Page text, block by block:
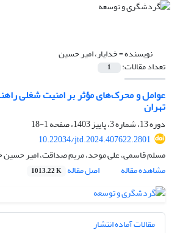
نویسنده =خدایار، امیر حسین
تعداد مقالات: 1
عوامل و محرک‌های مؤثر بر امنیت شغلی
تهران
دوره 13، شماره 3، پاییز 1403، صفحه
1-18
10.22034/jtd.2024.407622.2801
مسلم قاسمی، علی موحد، مریم صداقت، امیر حسین
مشاهده مقاله
اصل مقاله 1013.22 K
مقالات آماده انتشار